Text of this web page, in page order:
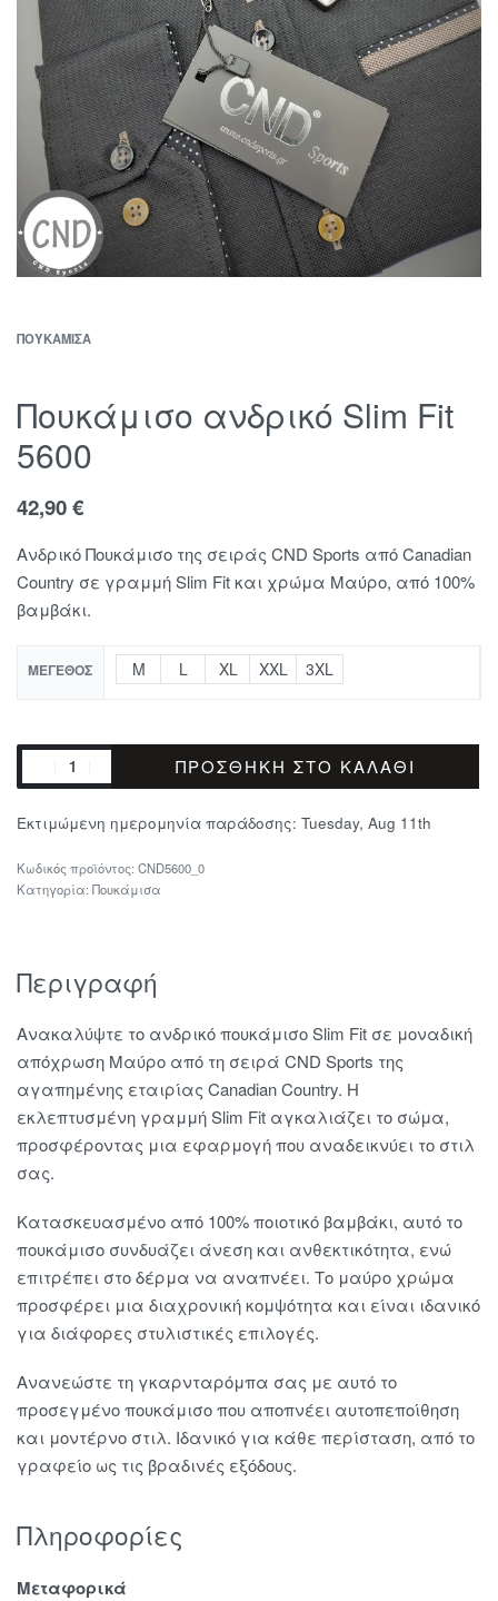
ΠΟΥΚΆΜΙΣΑ
Πουκάμισο ανδρικό Slim Fit
5600
42,90€
Ανδρικό Πουκάμισο της σειράς CND Sports από Canadian
Country σε γραμμή Slim Fit και χρώμα Μαύρο, από 100%
βαμβάκι.
ΜΈΓΕΘΟΣ M L XL XXL 3XL
ΠΡΟΣΘΉΚΗ ΣΤΟ ΚΑΛΆΘΙ
Εκτιμώμενη ημερομηνία παράδοσης: Tuesday, Aug 11th
CND5600_0
Κατηγορία: Πουκάμισα
Περιγραφή
Ανακαλύψτε το ανδρικό πουκάμισο Slim Fit σε μοναδική
απόχρωση Μαύρο από τη σειρά CND Sports της
αγαπημένης εταιρίας Canadian Country. Η
εκλεπτυσμένη γραμμή Slim Fit αγκαλιάζει το σώμα,
προσφέροντας μια εφαρμογή που αναδεικνύει το στιλ
σας.
Κατασκευασμένο από 100% ποιοτικό βαμβάκι, αυτό το
πουκάμισο συνδυάζει άνεση και ανθεκτικότητα, ενώ
επιτρέπει στο δέρμα να αναπνέει. Το μαύρο χρώμα
προσφέρει μια διαχρονική κομψότητα και είναι ιδανικό
για διάφορες στυλιστικές επιλογές.
Ανανεώστε τη γκαρνταρόμπα σας με αυτό το
προσεγμένο πουκάμισο που αποπνέει αυτοπεποίθηση
και μοντέρνο στιλ. Ιδανικό για κάθε περίσταση, από το
γραφείο ως τις βραδινές εξόδους.
Πληροφορίες
Μεταφορικά